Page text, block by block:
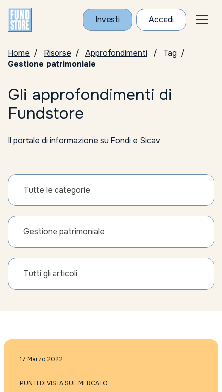
Investi Accedi
Home Risorse Approfondimenti
Tag
Gestione patrimoniale
Gli approfondimenti di
Fundstore
Il portale di informazione su Fondi e Sicav
Tutte le categorie
Gestione patrimoniale
Tutti gli articoli
17 Marzo 2022
PUNTI DI VISTA SUL MERCATO